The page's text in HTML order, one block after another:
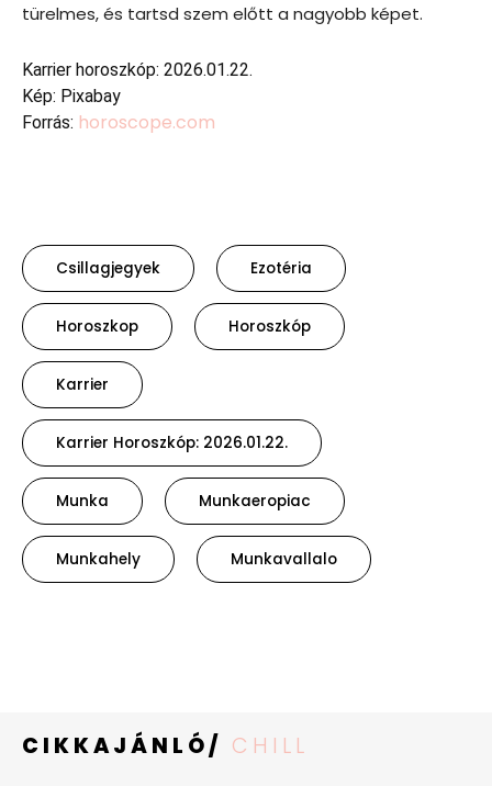
türelmes, és tartsd szem előtt a nagyobb képet.
Karrier horoszkóp: 2026.01.22.
Kép: Pixabay
Forrás: horoscope.com
Csillagjegyek Ezotéria
Horoszkop Horoszkóp
Karrier
Karrier Horoszkóp: 2026.01.22.
Munka Munkaeropiac
Munkahely Munkavallalo
CIKKAJÁNLÓ/ CHILL